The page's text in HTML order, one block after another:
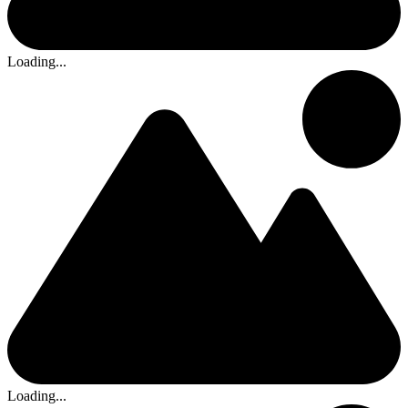
Loading...
Loading...